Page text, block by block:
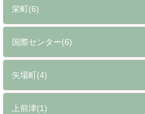
栄町(6)
国際センター(6)
矢場町(4)
上前津(1)